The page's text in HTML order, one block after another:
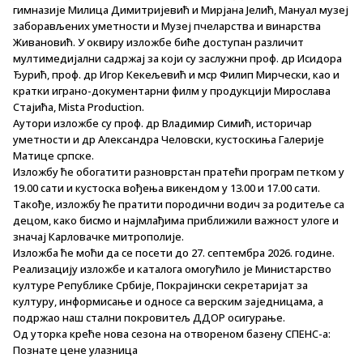
гимназије Милица Димитријевић и Мирјана Јелић, Мануал музеј
заборављених уметности и Музеј пчеларства и винарства
Живановић. У оквиру изложбе биће доступан различит
мултимедијални садржај за који су заслужни проф. др Исидора
Ђурић, проф. др Игор Кекељевић и мср Филип Мирчески, као и
кратки играно-документарни филм у продукцији Мирослава
Стајића, Mista Production.
Аутори изложбе су проф. др Владимир Симић, историчар
уметности и др Александра Человски, кустоскиња Галерије
Матице српске.
Изложбу ће обогатити разноврстан пратећи програм петком у
19.00 сати и кустоска вођења викендом у 13.00 и 17.00 сати.
Такође, изложбу ће пратити породични водич за родитеље са
децом, како бисмо и најмлађима приближили важност улоге и
значај Карловачке митрополије.
Изложба ће моћи да се посети до 27. септембра 2026. године.
Реализацију изложбе и каталога омогућило је Министарство
културе Републике Србије, Покрајински секретаријат за
културу, информисање и односе са верским заједницама, а
подржао наш стални покровитељ ДДОР осигурање.
Од уторка креће нова сезона на отвореном базену СПЕНС-а:
Познате цене улазница